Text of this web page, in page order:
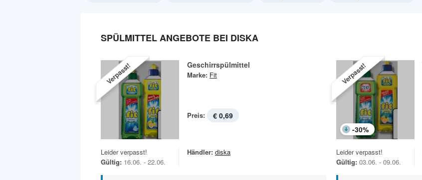
SPÜLMITTEL ANGEBOTE BEI DISKA
Verpasst! Geschirrspülmittel
Marke: Fit
Preis: € 0,69
Leider verpasst!
Gültig: 16.06. - 22.06.
Händler: diska
Verpasst!
-30%
Leider verpasst!
Gültig: 03.06. - 09.06.